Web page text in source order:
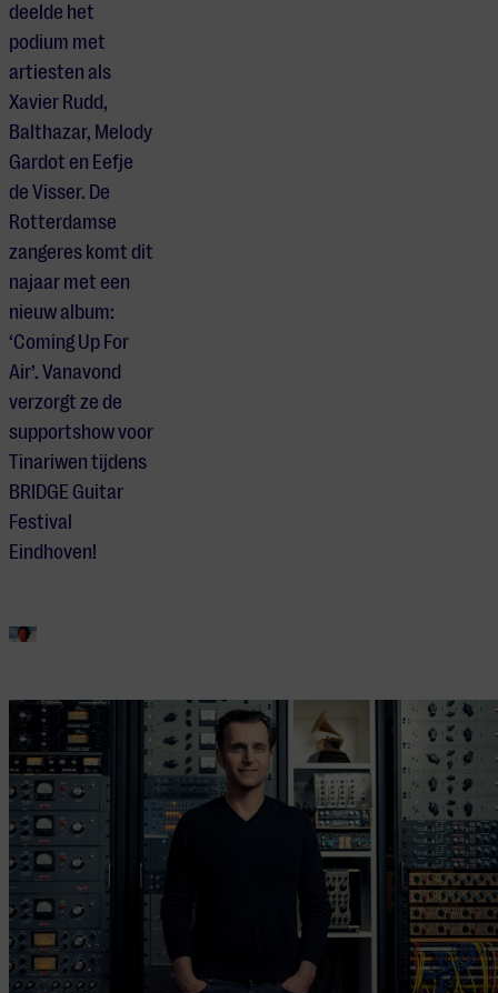
deelde het
podium met
artiesten als
Xavier Rudd,
Balthazar, Melody
Gardot en Eefje
de Visser. De
Rotterdamse
zangeres komt dit
najaar met een
nieuw album:
‘Coming Up For
Air’. Vanavond
verzorgt ze de
supportshow voor
Tinariwen tijdens
BRIDGE Guitar
Festival
Eindhoven!